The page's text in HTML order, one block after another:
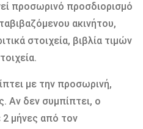
προσωρινό προσδιορισμό
ακινήτου,
στοιχεία, βιβλία τιμών
με την προσωρινή,
Αν δεν συμπίπτει, ο
μήνες από τον